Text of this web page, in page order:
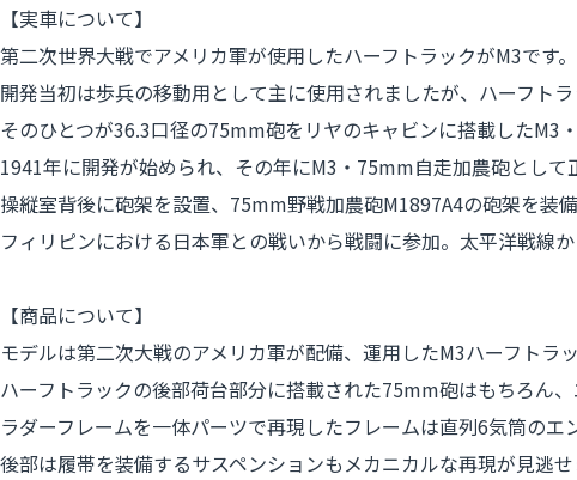
【実車について】
第二次世界大戦でアメリカ軍が使用したハーフトラックがM3です。
開発当初は歩兵の移動用として主に使用されましたが、ハーフト
そのひとつが36.3口径の75mm砲をリヤのキャビンに搭載したM3
1941年に開発が始められ、その年にM3・75mm自走加農砲として
操縦室背後に砲架を設置、75mm野戦加農砲M1897A4の砲架を装
フィリピンにおける日本軍との戦いから戦闘に参加。太平洋戦線
【商品について】
モデルは第二次大戦のアメリカ軍が配備、運用したM3ハーフト
ハーフトラックの後部荷台部分に搭載された75mm砲はもちろん
ラダーフレームを一体パーツで再現したフレームは直列6気筒のエ
後部は履帯を装備するサスペンションもメカニカルな再現が見逃せ